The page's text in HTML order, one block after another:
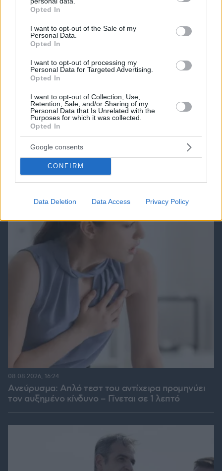
grant or deny consent to Google and its third-party tags to
use your data for below specified purposes in below Google
consent section.
Opted In
I want to opt-out of the Sale of my
Personal Data.
Opted In
I want to opt-out of processing my
Personal Data for Targeted Advertising.
Opted In
I want to opt-out of Collection, Use,
Retention, Sale, and/or Sharing of my
Personal Data that Is Unrelated with the
Purposes for which it was collected.
Opted In
Google consents
CONFIRM
Data Deletion Data Access Privacy Policy
Games
Cut The Rope
ΔΕΙΤΕ ΟΛΑ ΤΑ GAMES
Best of Network
Ανεύρυσμα: Απλό τεστ του αντίχειρα προμηνύει
τον αυξημένο κίνδυνο – Γίνεται σε 1 λεπτό
08.08.2026, 16:24